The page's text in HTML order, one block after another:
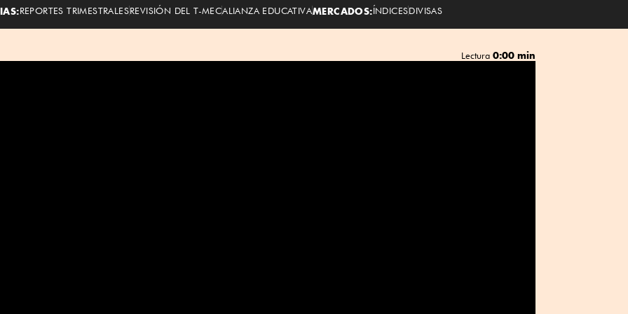
REPORTES TRIMESTRALESREVISIÓN DEL T-MECALIANZA EDUCATIVAMERCADOS:ÍNDICESDIVISAS
Lectura 0:00 min